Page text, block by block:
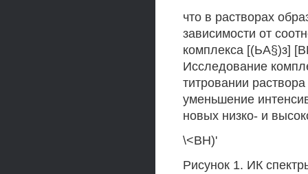
что в растворах
зависимости от
комплекса [(ЬА§)з]
Исследование
титровании
уменьшение
новых низко- и
\<ВН)'
Рисунок 1. ИК